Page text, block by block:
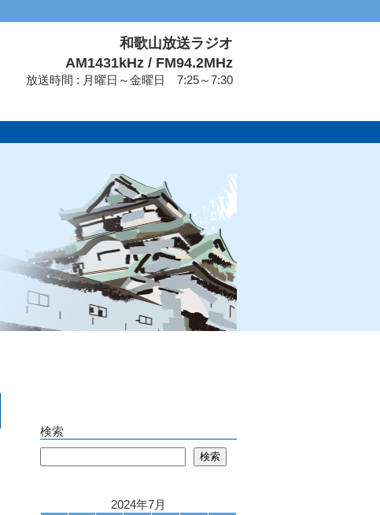
和歌山放送ラジオ
AM1431kHz / FM94.2MHz
放送時間 : 月曜日～金曜日 7:25～7:30
検索
検索
2024年7月